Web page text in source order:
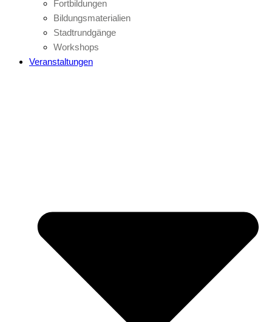
Fortbildungen
Bildungsmaterialien
Stadtrundgänge
Workshops
Veranstaltungen